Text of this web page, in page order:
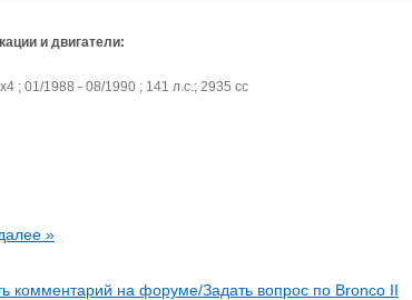
и двигатели:
; 01/1988 - 08/1990 ; 141 л.с.; 2935 cc
»
комментарий на форуме/Задать вопрос по Bronco II